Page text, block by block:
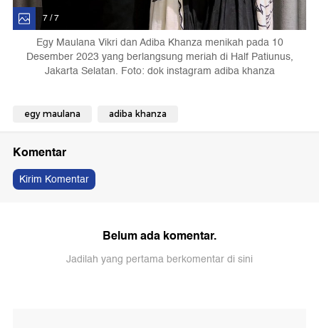
7 / 7
Egy Maulana Vikri dan Adiba Khanza menikah pada 10
Desember 2023 yang berlangsung meriah di Half Patiunus,
Jakarta Selatan. Foto: dok instagram adiba khanza
egy maulana adiba khanza
Komentar
Kirim Komentar
Belum ada komentar.
Jadilah yang pertama berkomentar di sini